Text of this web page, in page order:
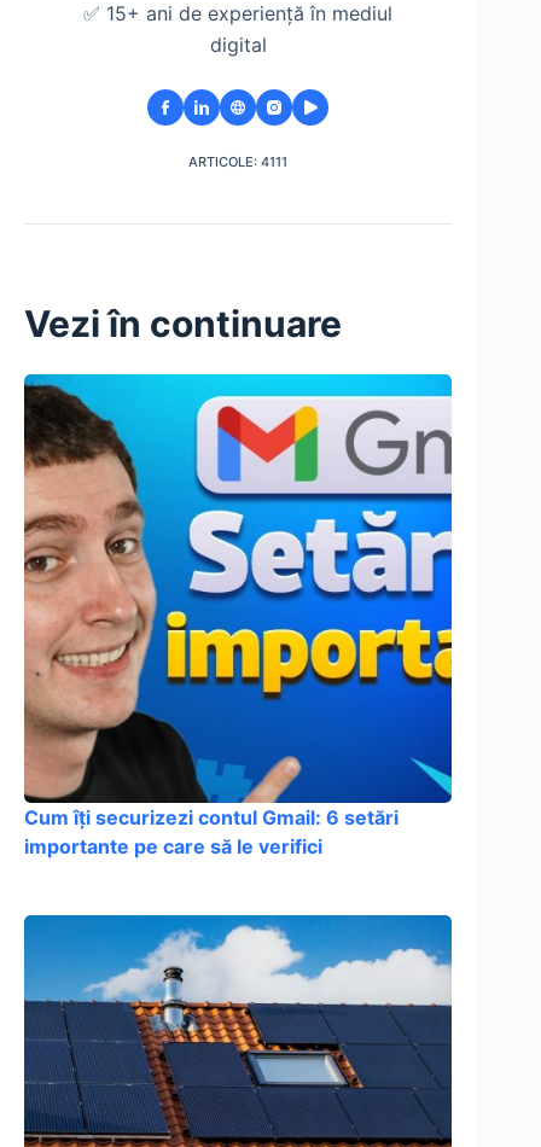
✅ 15+ ani de experiență în mediul
digital
ARTICOLE: 4111
Vezi în continuare
Cum îți securizezi contul Gmail: 6 setări
importante pe care să le verifici